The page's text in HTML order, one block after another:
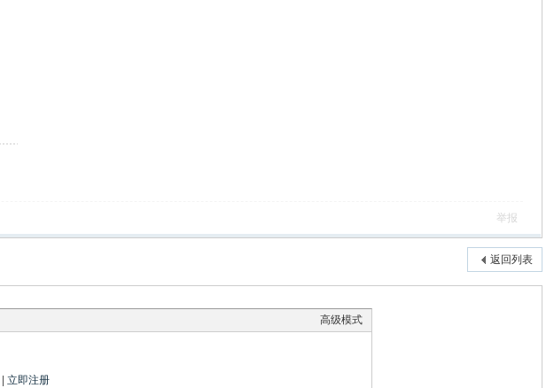
举报
返回列表
高级模式
|立即注册